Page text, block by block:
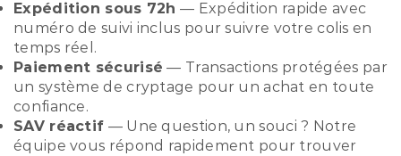
Expédition sous 72h — Expédition rapide avec
numéro de suivi inclus pour suivre votre colis en
temps réel.
Paiement sécurisé — Transactions protégées par
un système de cryptage pour un achat en toute
confiance.
SAV réactif — Une question, un souci ? Notre
équipe vous répond rapidement pour trouver